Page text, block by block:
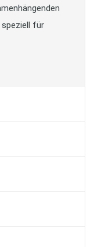
speziell für